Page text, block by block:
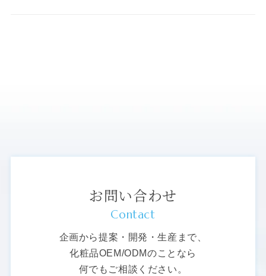
お問い合わせ
Contact
企画から提案・開発・生産まで、
化粧品OEM/ODMのことなら
何でもご相談ください。